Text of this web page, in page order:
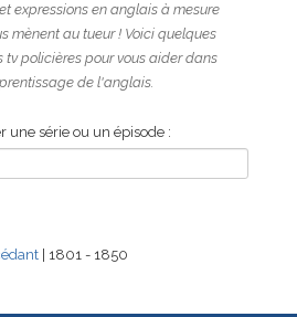
expressions en anglais à mesure
mènent au tueur ! Voici quelques
tv policières pour vous aider dans
de l'anglais.
une série ou un épisode :
| 1801 - 1850